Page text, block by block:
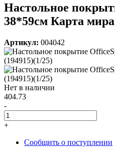
Настольное
38*59см Карта
Артикул: 004042
Нет в наличии
404.73
-
+
Сообщить о поступлении